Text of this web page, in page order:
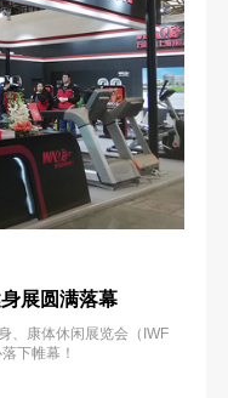
展圆满落幕
、康体休闲展览会（IWF
下帷幕！